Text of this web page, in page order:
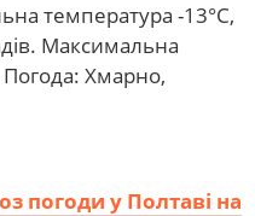
температура -13°C,
Максимальна
Погода: Хмарно,
погоди у Полтаві на